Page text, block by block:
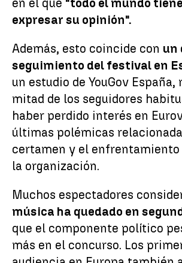
en el que "todo el mundo
expresar su opinión".
Además, esto coincide con un
seguimiento del festival en
un estudio de YouGov España,
mitad de los seguidores
haber perdido interés en
últimas polémicas
certamen y el enfrentamiento
la organización.
Muchos espectadores
música ha quedado en
que el componente político
más en el concurso. Los